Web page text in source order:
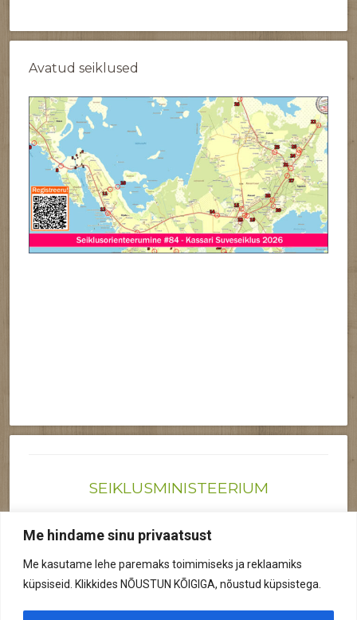
Me hindame sinu privaatsust
Me kasutame lehe paremaks toimimiseks ja reklaamiks
küpsiseid. Klikkides NÕUSTUN KÕIGIGA, nõustud küpsistega.
Avatud seiklused
SEIKLUSMINISTEERIUM
Reg nr: 12041719
Privaatsuspoliitika